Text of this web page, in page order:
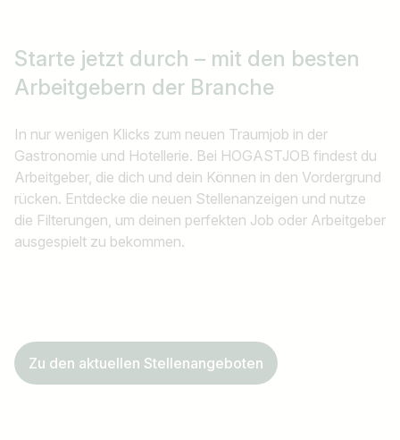
Starte jetzt durch – mit den besten
Arbeitgebern der Branche
In nur wenigen Klicks zum neuen Traumjob in der
Gastronomie und Hotellerie. Bei HOGASTJOB findest du
Arbeitgeber, die dich und dein Können in den Vordergrund
rücken. Entdecke die neuen Stellenanzeigen und nutze
die Filterungen, um deinen perfekten Job oder Arbeitgeber
ausgespielt zu bekommen.
Zu den aktuellen Stellenangeboten